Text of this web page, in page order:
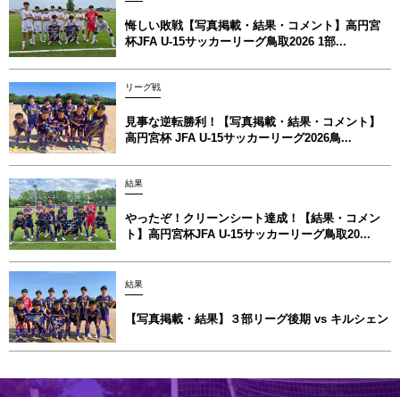
悔しい敗戦【写真掲載・結果・コメント】高円宮
杯JFA U-15サッカーリーグ鳥取2026 1部...
リーグ戦
見事な逆転勝利！【写真掲載・結果・コメント】
高円宮杯 JFA U-15サッカーリーグ2026鳥...
結果
やったぞ！クリーンシート達成！【結果・コメン
ト】高円宮杯JFA U-15サッカーリーグ鳥取20...
結果
【写真掲載・結果】３部リーグ後期 vs キルシェン